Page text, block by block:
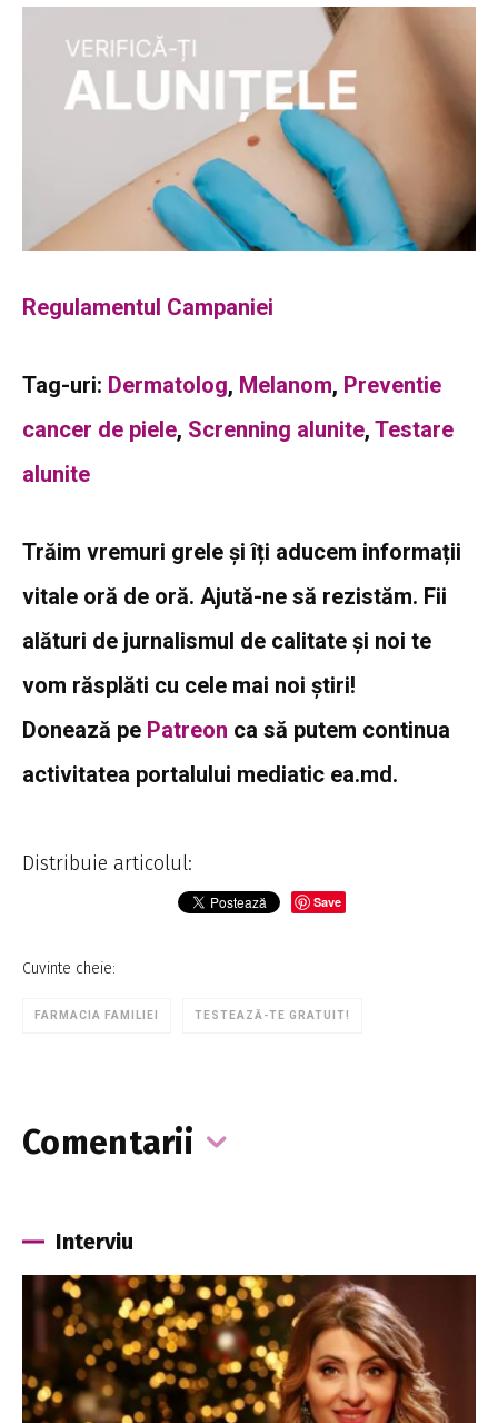
Regulamentul Campaniei
Tag-uri: Dermatolog, Melanom, Preventie
cancer de piele, Screnning alunite, Testare
alunite
Trăim vremuri grele și îți aducem informații
vitale oră de oră. Ajută-ne să rezistăm. Fii
alături de jurnalismul de calitate și noi te
vom răsplăti cu cele mai noi știri!
Donează pe Patreon ca să putem continua
activitatea portalului mediatic ea.md.
Distribuie articolul:
Save
Cuvinte cheie:
FARMACIA FAMILIEI TESTEAZĂ-TE GRATUIT!
Comentarii
Interviu